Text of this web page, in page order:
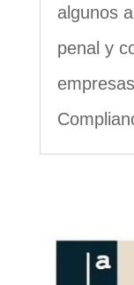
algunos
penal y